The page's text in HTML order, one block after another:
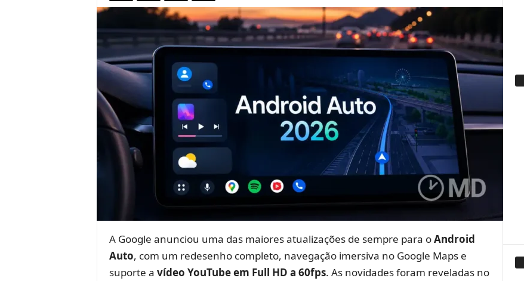
A Google anunciou uma das maiores atualizações de sempre para oAndroid
Auto, com um redesenho completo, navegação imersiva no Google Maps e
suporte a vídeo YouTube em Full HD a 60fps. As novidades foram reveladas no